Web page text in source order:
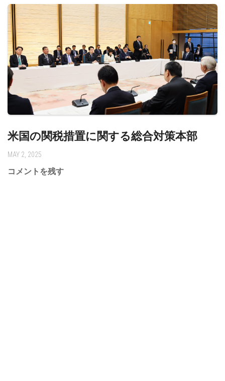
米国の関税措置に関する総合対策本部
MAY 2, 2025
コメントを残す